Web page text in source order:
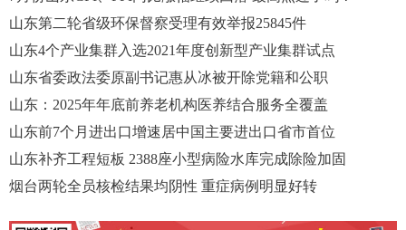
山东第二轮省级环保督察受理有效举报25845件
山东4个产业集群入选2021年度创新型产业集群试点
山东省委政法委原副书记惠从冰被开除党籍和公职
山东：2025年年底前养老机构医养结合服务全覆盖
山东前7个月进出口增速居中国主要进出口省市首位
山东补齐工程短板 2388座小型病险水库完成除险加固
烟台两轮全员核检结果均阴性 重症病例明显好转